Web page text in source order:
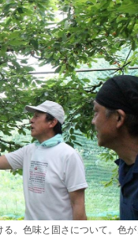
。色味と固さについて。色